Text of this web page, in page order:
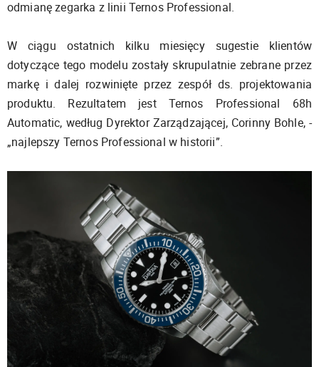
odmianę zegarka z linii Ternos Professional.
W ciągu ostatnich kilku miesięcy sugestie klientów
dotyczące tego modelu zostały skrupulatnie zebrane przez
markę i dalej rozwinięte przez zespół ds. projektowania
produktu. Rezultatem jest Ternos Professional 68h
Automatic, według Dyrektor Zarządzającej, Corinny Bohle, -
„najlepszy Ternos Professional w historii”.